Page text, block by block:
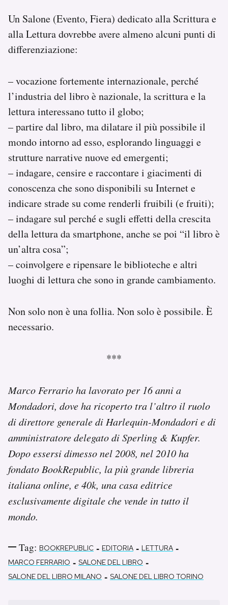
Un Salone (Evento, Fiera) dedicato alla Scrittura e
alla Lettura dovrebbe avere almeno alcuni punti di
differenziazione:
– vocazione fortemente internazionale, perché
l’industria del libro è nazionale, la scrittura e la
lettura interessano tutto il globo;
– partire dal libro, ma dilatare il più possibile il
mondo intorno ad esso, esplorando linguaggi e
strutture narrative nuove ed emergenti;
– indagare, censire e raccontare i giacimenti di
conoscenza che sono disponibili su Internet e
indicare strade su come renderli fruibili (e fruiti);
– indagare sul perché e sugli effetti della crescita
della lettura da smartphone, anche se poi “il libro è
un’altra cosa”;
– coinvolgere e ripensare le biblioteche e altri
luoghi di lettura che sono in grande cambiamento.
Non solo non è una follia. Non solo è possibile. È
necessario.
***
Marco Ferrario ha lavorato per 16 anni a
Mondadori, dove ha ricoperto tra l’altro il ruolo
di direttore generale di Harlequin-Mondadori e di
amministratore delegato di Sperling & Kupfer.
Dopo essersi dimesso nel 2008, nel 2010 ha
fondato BookRepublic, la più grande libreria
italiana online, e 40k, una casa editrice
esclusivamente digitale che vende in tutto il
mondo.
Tag: BOOKREPUBLIC - EDITORIA - LETTURA -
MARCO FERRARIO - SALONE DEL LIBRO -
SALONE DEL LIBRO MILANO - SALONE DEL LIBRO TORINO